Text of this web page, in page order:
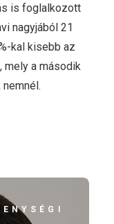
is foglalkozott
nagyjából 21
kal kisebb az
mely a második